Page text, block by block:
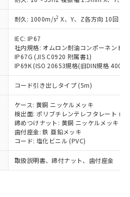
耐久: 1000m/s2 X、Y、Z各方向 10回
IEC: IP67
社内規格: オムロン耐油コンポーネント
IP67G (JIS C0920 附属書1)
IP69K (ISO 20653規格(旧DIN規格
コード引き出しタイプ (5m)
ケース: 黄銅 ニッケルメッキ
検出面: ポリブチレンテレフタレート
締めつけナット: 黄銅 ニッケルメッキ
歯付座金: 鉄 亜鉛メッキ
コード: 塩化ビニル (PVC)
取扱説明書、締付ナット、歯付座金
作成されるものであり、閲
点での実際の在庫および標
異なる場合があることをご
い。
状況および標準価格はお客
先、またはお客様担当のオ
機器販売店・当社販売員に
さい。
御機器販売店や当社販売拠
ネットワーク
」をご確認
よび標準価格結果を当社の
なく第三者に漏洩または開
うお願いします。
機能（部品リスト作成サー
利用いただくには、I-Web
ご登録されている必要が
水銀(Hg) 1000ppm以下、 カド
下、
以下、ポリ臭化ビフェニル
、ポリ臭化ジフェニルエーテル類
フタル酸ビス(2-エチルヘキシ
1000ppm以下、フタル酸ブチ
以下、フタル酸ジブチル
下、フタル酸ジイソブチル
業用監視および制御機器に対する
４物質については閾値を超える意
を確認しています。
え状況などにより、予定
があります。
準値 (GB/T26572)：
水銀) : 1000ppm、 Cd(カドミウ
、 PBBs(ポリ臭化ビフェ
ポリ臭化ジフェニルエーテ
) : 1000ppm、 DIBP(フタル酸ジ
、 BBP(フタル酸ブチルベンジ
エチルヘキシル)) : 1000ppm
用期限
（10物質）のすべてが基
とを示します。
用状況下において有害物
し、環境に深刻な影響を
意味します。
への提供する場合は、日本
出許可(または役務取引許
るなどの必要な手続きを
貨物を破棄する場合は、完
るなど、違法に輸出されな
な手段を講じます。
製品を、核兵器、ミサイ
器、生物兵器またはその他
これらの製造装置等に一切
ません。
社製品を第三者に販売する
記1、2および3の内容を当
通知します。また当社は、
び販売に係わる関係者が違
るおそれがある場合は、取
しません。
以上の在庫あり
には満たないが在庫あり
し(最新の在庫状況につ
、お客様のお取引先、ま
客様担当のオムロン制御
売店・当社販売員にご確
さい)
産機種、また在庫状況の
公開していない機種